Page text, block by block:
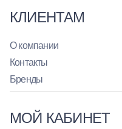
КЛИЕНТАМ
О компании
Контакты
Бренды
МОЙ КАБИНЕТ